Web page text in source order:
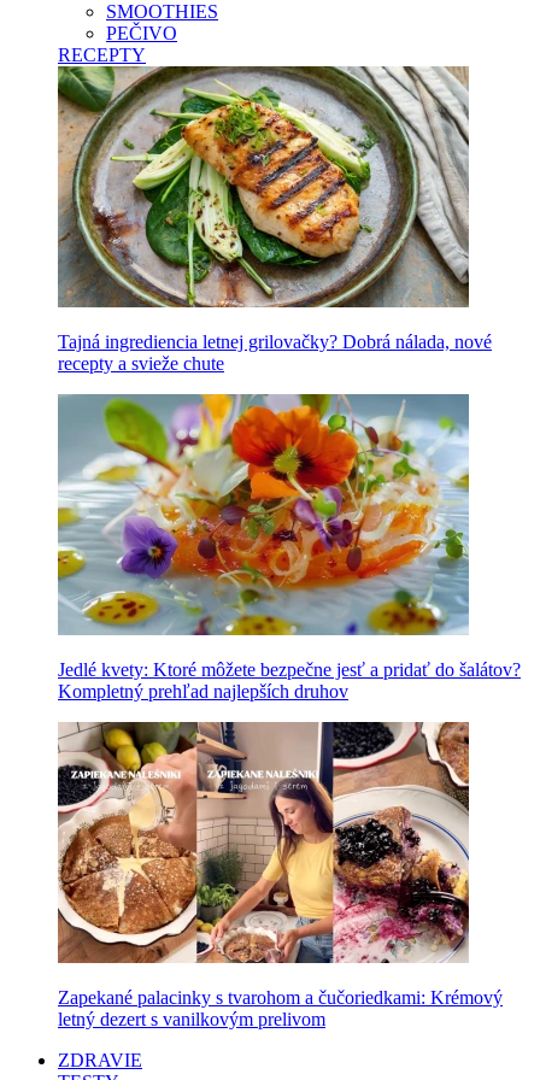
SMOOTHIES
PEČIVO
RECEPTY
Tajná ingrediencia letnej grilovačky? Dobrá nálada, nové
recepty a svieže chute
Jedlé kvety: Ktoré môžete bezpečne jesť a pridať do šalátov?
Kompletný prehľad najlepších druhov
Zapekané palacinky s tvarohom a čučoriedkami: Krémový
letný dezert s vanilkovým prelivom
ZDRAVIE